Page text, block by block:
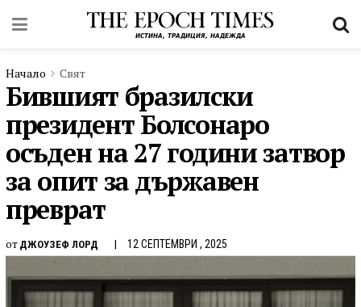
Начало Свят
Бившият бразилски
президент Болсонаро
осъден на 27 години затвор
за опит за държавен
преврат
от ДЖОУЗЕФ ЛОРД 12 СЕПТЕМВРИ , 2025